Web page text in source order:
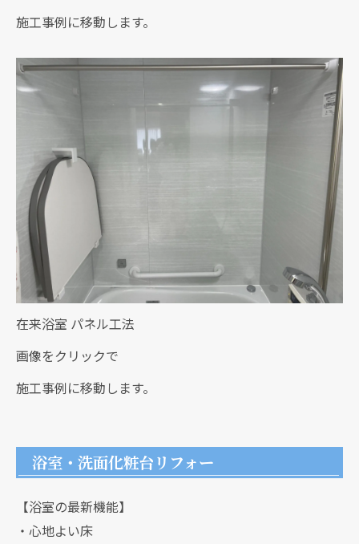
施工事例に移動します。
在来浴室 パネル工法
画像をクリックで
施工事例に移動します。
浴室・洗面化粧台リフォー
【浴室の最新機能】
・心地よい床